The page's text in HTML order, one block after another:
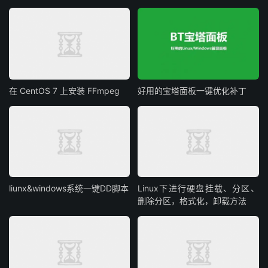
在 CentOS 7 上安装 FFmpeg 好用的宝塔面板一键优化补丁
liunx&windows系统一键DD脚本
Linux下进行硬盘挂载、分区、
删除分区，格式化，卸载方法